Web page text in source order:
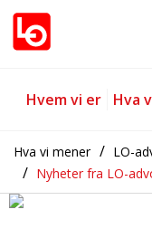
LO Stat
Gå til hovedinnhold
Gå til navigasjon
Hvem vi er Hva
Hva vi mener
LO-
Nyheter fra LO-